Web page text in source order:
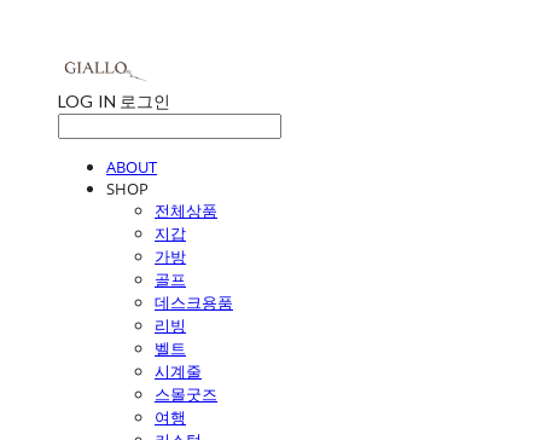
LOG IN 로그인
ABOUT
SHOP
전체상품
지갑
가방
골프
데스크용품
리빙
벨트
시계줄
스몰굿즈
여행